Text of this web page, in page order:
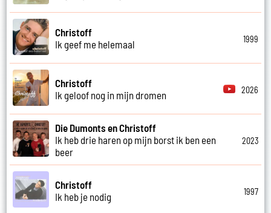
Christoff
Ik geef me helemaal
1999
Christoff
Ik geloof nog in mijn dromen
2026
Die Dumonts en Christoff
Ik heb drie haren op mijn borst ik ben een
beer
2023
Christoff
Ik heb je nodig
1997